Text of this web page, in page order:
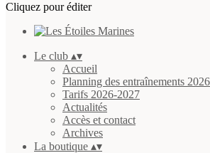
Cliquez pour éditer
Le club ▴▾
Accueil
Planning des entraînements
Tarifs 2026-2027
Actualités
Accès et contact
Archives
La boutique ▴▾